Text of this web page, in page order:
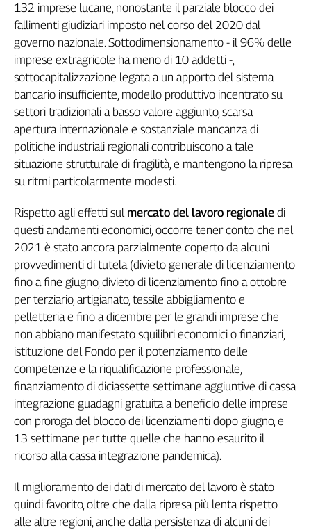
Cerca
Contatti
La
Newsletter
132 imprese lucane, nonostante il parziale blocco dei
fallimenti giudiziari imposto nel corso del 2020 dal
governo nazionale. Sottodimensionamento - il 96% delle
imprese extragricole ha meno di 10 addetti -,
sottocapitalizzazione legata a un apporto del sistema
bancario insufficiente, modello produttivo incentrato su
settori tradizionali a basso valore aggiunto, scarsa
apertura internazionale e sostanziale mancanza di
politiche industriali regionali contribuiscono a tale
situazione strutturale di fragilità, e mantengono la ripresa
su ritmi particolarmente modesti.
Rispetto agli effetti sul mercato del lavoro regionale di
questi andamenti economici, occorre tener conto che nel
2021 è stato ancora parzialmente coperto da alcuni
provvedimenti di tutela (divieto generale di licenziamento
fino a fine giugno, divieto di licenziamento fino a ottobre
per terziario, artigianato, tessile abbigliamento e
pelletteria e fino a dicembre per le grandi imprese che
non abbiano manifestato squilibri economici o finanziari,
istituzione del Fondo per il potenziamento delle
competenze e la riqualificazione professionale,
finanziamento di diciassette settimane aggiuntive di cassa
integrazione guadagni gratuita a beneficio delle imprese
con proroga del blocco dei licenziamenti dopo giugno, e
13 settimane per tutte quelle che hanno esaurito il
ricorso alla cassa integrazione pandemica).
Il miglioramento dei dati di mercato del lavoro è stato
quindi favorito, oltre che dalla ripresa più lenta rispetto
alle altre regioni, anche dalla persistenza di alcuni dei